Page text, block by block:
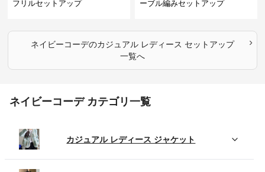
フリルセットアップ ーブル編みセットアップ
ネイビーコーデのカジュアル レディース セットアップ
一覧へ
›
ネイビーコーデ カテゴリ一覧
カジュアル レディース ジャケット